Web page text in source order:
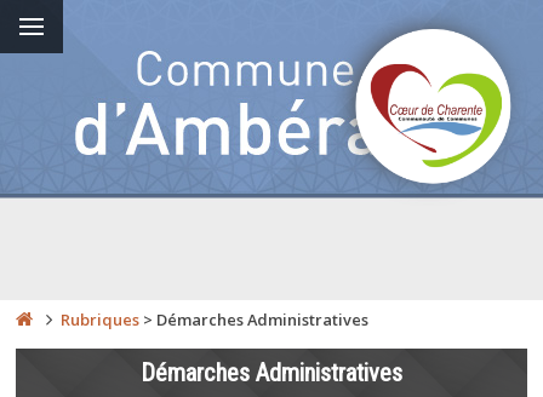
Rubriques > Démarches Administratives
Démarches Administratives